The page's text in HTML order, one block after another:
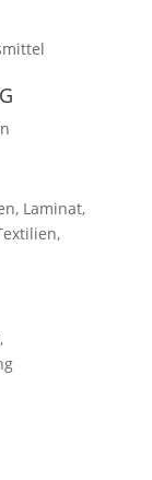
, Laminat,
,
,